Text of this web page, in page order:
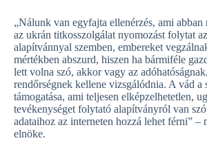
„Nálunk van egyfajta ellenérzés, ami
az ukrán titkosszolgálat nyomozást folytat
alapítvánnyal szemben, embereket
mértékben abszurd, hiszen ha bármiféle
lett volna szó, akkor vagy az
rendőrségnek kellene vizsgálódnia. A vád a
támogatása, ami teljesen elképzelhetetlen,
tevékenységet folytató alapítványról van
adataihoz az interneten hozzá lehet férni”
elnöke.